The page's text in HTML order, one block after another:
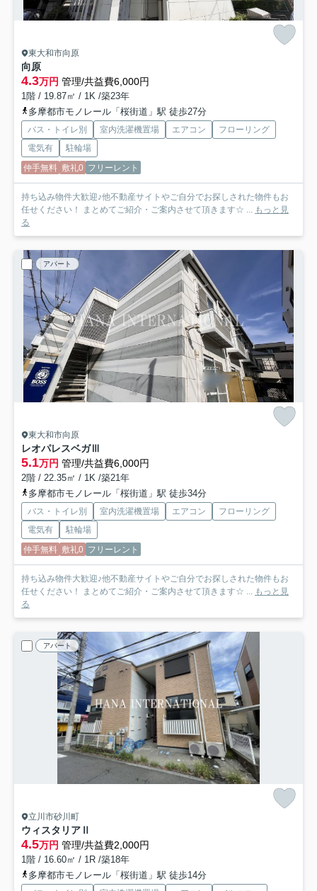
東大和市向原
向原
4.3万円 管理/共益費6,000円
1階 / 19.87㎡ / 1K /築23年
多摩都市モノレール「桜街道」駅 徒歩27分
バス・トイレ別 室内洗濯機置場 エアコン
フローリング
電気有
駐輪場
仲手無料 敷礼0 フリーレント
持ち込み物件大歓迎♪他不動産サイトやご自分でお探しされた物件もお
任せください！ まとめてご紹介・ご案内させて頂きます☆ ... もっと見
る
アパート
東大和市向原
レオパレスベガⅢ
5.1万円 管理/共益費6,000円
2階 / 22.35㎡ / 1K /築21年
多摩都市モノレール「桜街道」駅 徒歩34分
バス・トイレ別 室内洗濯機置場 エアコン
フローリング
電気有
駐輪場
仲手無料 敷礼0 フリーレント
持ち込み物件大歓迎♪他不動産サイトやご自分でお探しされた物件もお
任せください！ まとめてご紹介・ご案内させて頂きます☆ ... もっと見
る
アパート
立川市砂川町
ウィスタリアⅡ
4.5万円 管理/共益費2,000円
1階 / 16.60㎡ / 1R /築18年
多摩都市モノレール「桜街道」駅 徒歩14分